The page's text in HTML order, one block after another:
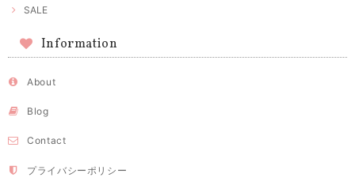
SALE
Information
About
Blog
Contact
プライバシーポリシー